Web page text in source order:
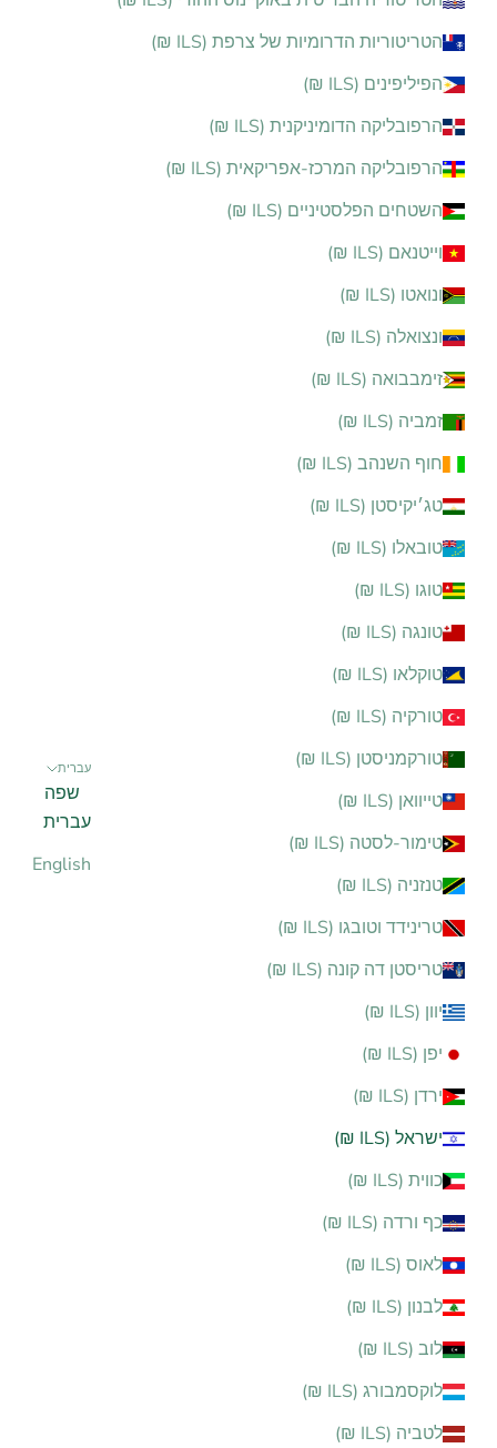
הטריטוריות הדרומיות של צרפת (ILS ₪)
הפיליפינים (ILS ₪)
הרפובליקה הדומיניקנית (ILS ₪)
הרפובליקה המרכז-אפריקאית (ILS ₪)
השטחים הפלסטיניים (ILS ₪)
וייטנאם (ILS ₪)
ונואטו (ILS ₪)
ונצואלה (ILS ₪)
זימבבואה (ILS ₪)
זמביה (ILS ₪)
חוף השנהב (ILS ₪)
טג׳יקיסטן (ILS ₪)
טובאלו (ILS ₪)
טוגו (ILS ₪)
טונגה (ILS ₪)
טוקלאו (ILS ₪)
טורקיה (ILS ₪)
טורקמניסטן (ILS ₪)
טייוואן (ILS ₪)
טימור-לסטה (ILS ₪)
טנזניה (ILS ₪)
טרינידד וטובגו (ILS ₪)
טריסטן דה קונה (ILS ₪)
יוון (ILS ₪)
יפן (ILS ₪)
ירדן (ILS ₪)
ישראל (ILS ₪)
כווית (ILS ₪)
כף ורדה (ILS ₪)
לאוס (ILS ₪)
לבנון (ILS ₪)
לוב (ILS ₪)
לוקסמבורג (ILS ₪)
לטביה (ILS ₪)
עברית
שפה
עברית
English